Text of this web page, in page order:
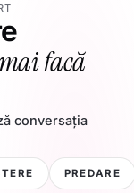
emisă
facă
conversația
PREDARE